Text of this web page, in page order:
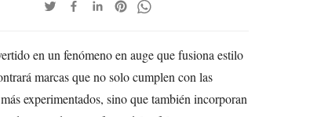
en un fenómeno en auge que fusiona estilo
marcas que no solo cumplen con las
experimentados, sino que también incorporan